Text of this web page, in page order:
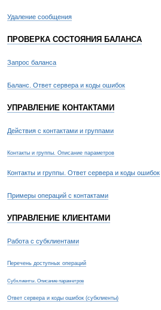
Удаление сообщения
ПРОВЕРКА СОСТОЯНИЯ БАЛАНСА
Запрос баланса
Баланс. Ответ сервера и коды ошибок
УПРАВЛЕНИЕ КОНТАКТАМИ
Действия с контактами и группами
Контакты и группы. Описание параметров
Контакты и группы. Ответ сервера и коды ошибок
Примеры операций с контактами
УПРАВЛЕНИЕ КЛИЕНТАМИ
Работа с субклиентами
Перечень доступных операций
Субклиенты. Описание параметров
Ответ сервера и коды ошибок (субклиенты)